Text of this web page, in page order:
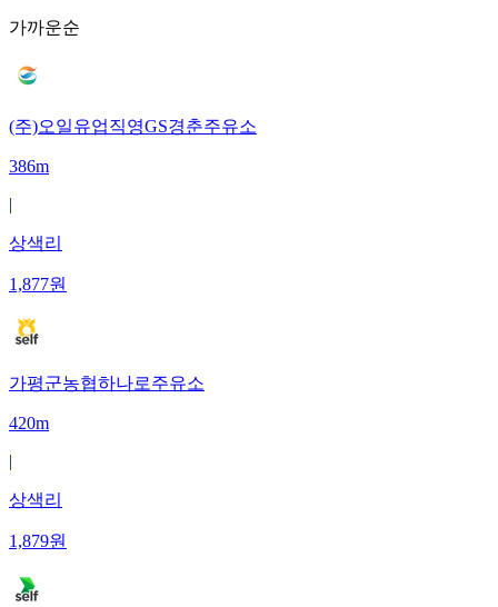
가까운순
(주)오일유업직영GS경춘주유소
386m
|
상색리
1,877원
가평군농협하나로주유소
420m
|
상색리
1,879원